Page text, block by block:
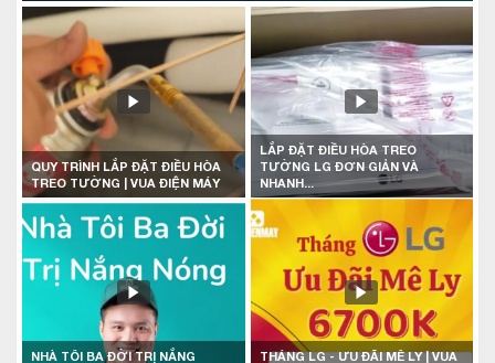
QUY TRÌNH LẮP ĐẶT ĐIỀU HÒA
TREO TƯỜNG | VUA ĐIỆN MÁY
LẮP ĐẶT ĐIỀU HÒA TREO
TƯỜNG LG ĐƠN GIẢN VÀ
NHANH...
NHÀ TÔI BA ĐỜI TRỊ NẮNG
THÁNG LG - ƯU ĐÃI MÊ LY | VUA